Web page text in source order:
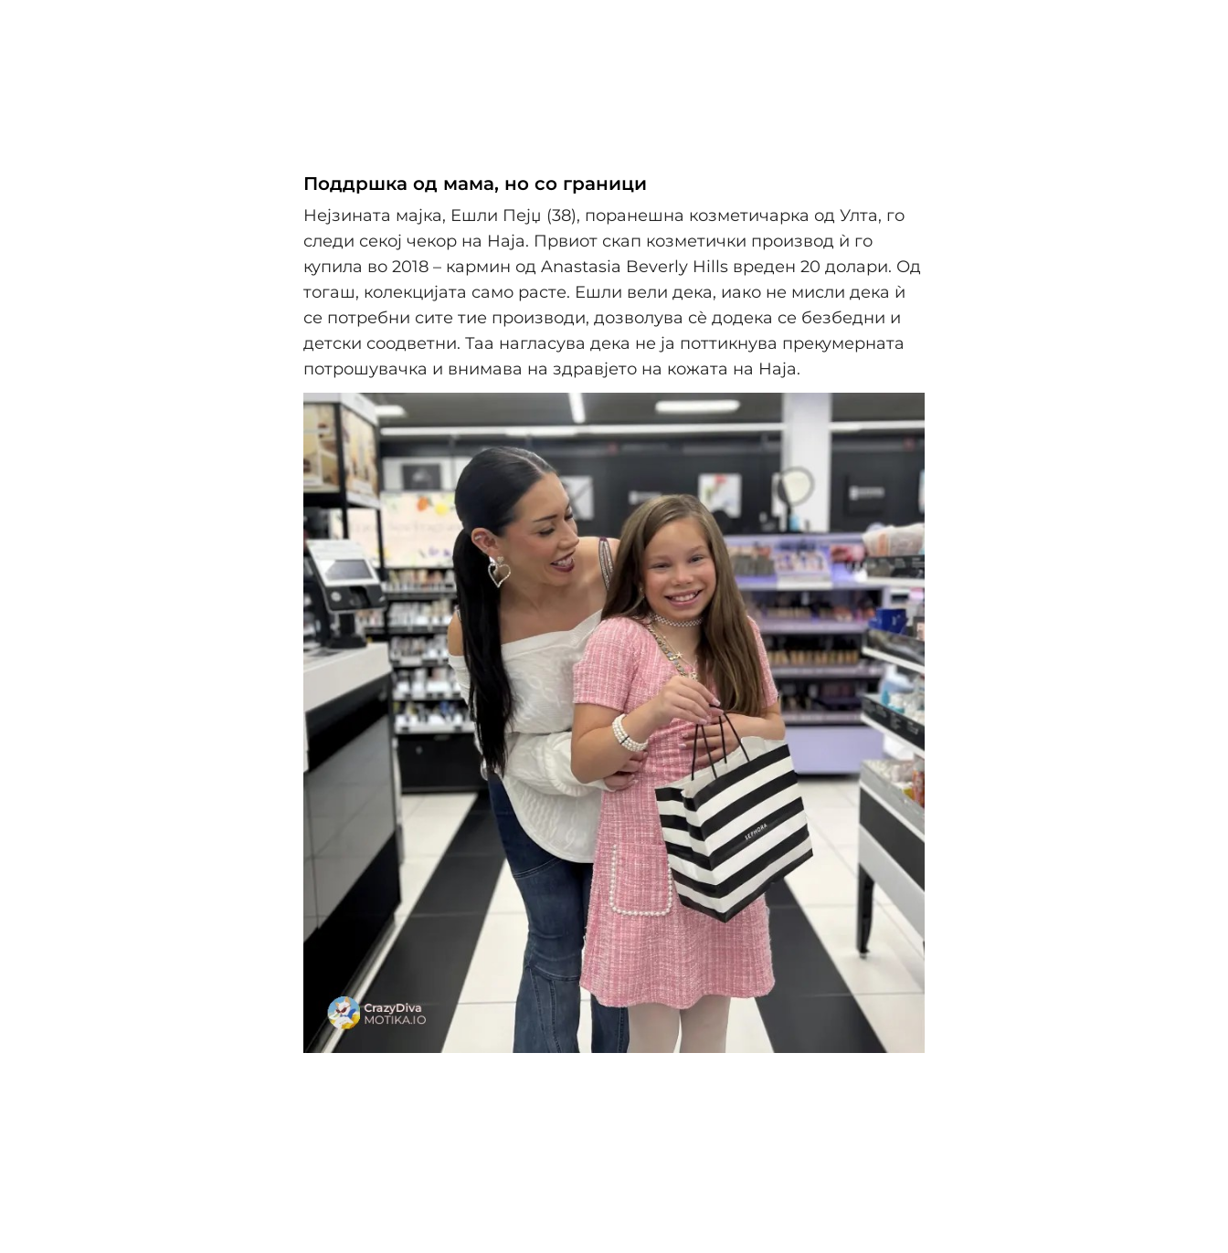
Поддршка од мама, но со граници
Нејзината мајка, Ешли Пејџ (38), поранешна козметичарка од Улта, го
следи секој чекор на Наја. Првиот скап козметички производ ѝ го
купила во 2018 – кармин од Anastasia Beverly Hills вреден 20 долари. Од
тогаш, колекцијата само расте. Ешли вели дека, иако не мисли дека ѝ
се потребни сите тие производи, дозволува сè додека се безбедни и
детски соодветни. Таа нагласува дека не ја поттикнува прекумерната
потрошувачка и внимава на здравјето на кожата на Наја.